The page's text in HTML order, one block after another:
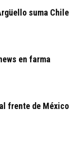
suma Chile
en farma
frente de México